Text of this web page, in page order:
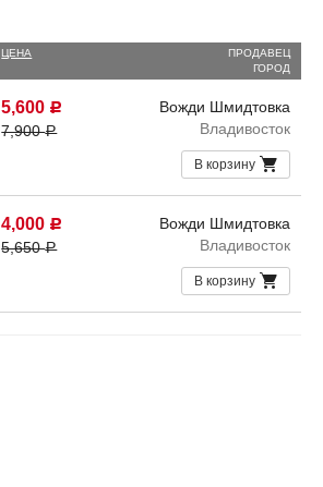
ЦЕНА
ПРОДАВЕЦ
ГОРОД
5,600 Р
7,900Р
Вожди Шмидтовка
Владивосток
В корзину
4,000 Р
5,650Р
Вожди Шмидтовка
Владивосток
В корзину